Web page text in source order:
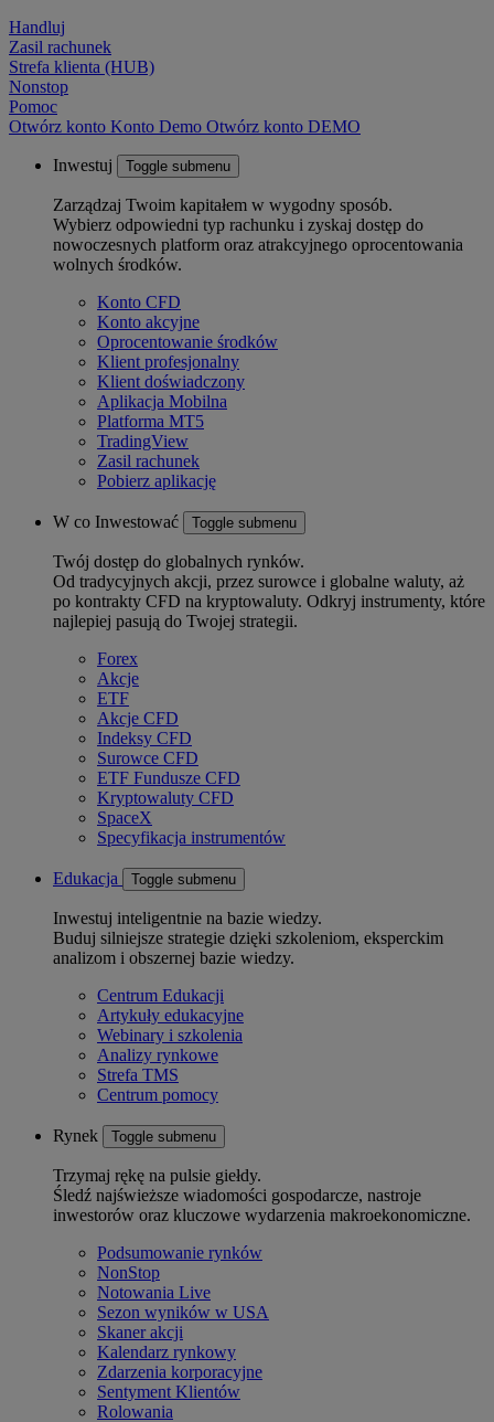
Handluj
Zasil rachunek
Strefa klienta (HUB)
Nonstop
Pomoc
Otwórz konto Konto Demo Otwórz konto DEMO
Inwestuj Toggle submenu
Zarządzaj Twoim kapitałem w wygodny sposób.
Wybierz odpowiedni typ rachunku i zyskaj dostęp do
nowoczesnych platform oraz atrakcyjnego oprocentowania
wolnych środków.
Konto CFD
Konto akcyjne
Oprocentowanie środków
Klient profesjonalny
Klient doświadczony
Aplikacja Mobilna
Platforma MT5
TradingView
Zasil rachunek
Pobierz aplikację
W co Inwestować Toggle submenu
Twój dostęp do globalnych rynków.
Od tradycyjnych akcji, przez surowce i globalne waluty, aż
po kontrakty CFD na kryptowaluty. Odkryj instrumenty, które
najlepiej pasują do Twojej strategii.
Forex
Akcje
ETF
Akcje CFD
Indeksy CFD
Surowce CFD
ETF Fundusze CFD
Kryptowaluty CFD
SpaceX
Specyfikacja instrumentów
Edukacja Toggle submenu
Inwestuj inteligentnie na bazie wiedzy.
Buduj silniejsze strategie dzięki szkoleniom, eksperckim
analizom i obszernej bazie wiedzy.
Centrum Edukacji
Artykuły edukacyjne
Webinary i szkolenia
Analizy rynkowe
Strefa TMS
Centrum pomocy
Rynek Toggle submenu
Trzymaj rękę na pulsie giełdy.
Śledź najświeższe wiadomości gospodarcze, nastroje
inwestorów oraz kluczowe wydarzenia makroekonomiczne.
Podsumowanie rynków
NonStop
Notowania Live
Sezon wyników w USA
Skaner akcji
Kalendarz rynkowy
Zdarzenia korporacyjne
Sentyment Klientów
Rolowania